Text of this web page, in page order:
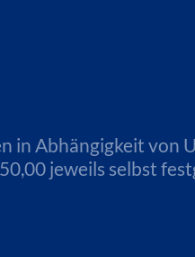
in Abhängigkeit
jeweils selbst